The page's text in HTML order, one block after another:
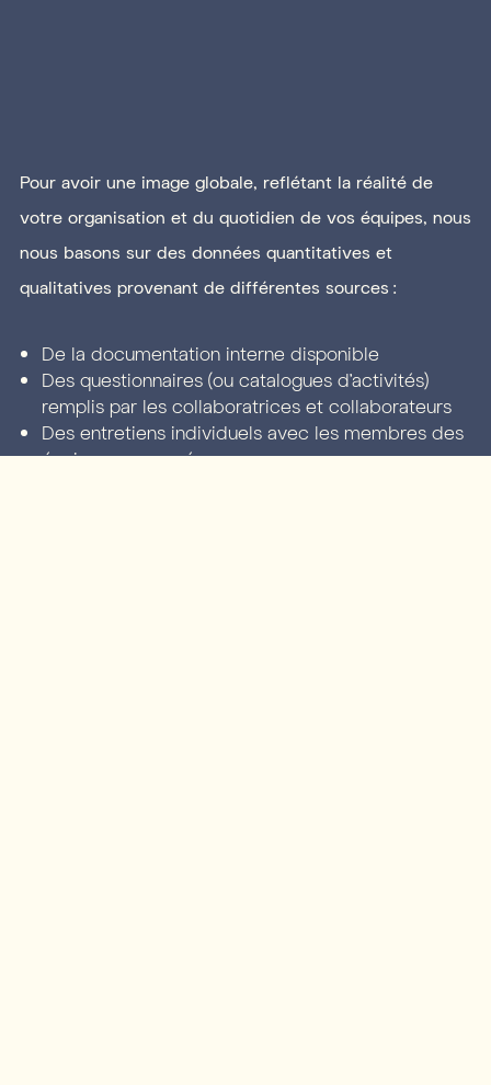
Pour avoir une image globale, reflétant la réalité de
votre organisation et du quotidien de vos équipes, nous
nous basons sur des données quantitatives et
qualitatives provenant de différentes sources :
De la documentation interne disponible
Des questionnaires (ou catalogues d’activités)
remplis par les collaboratrices et collaborateurs
Des entretiens individuels avec les membres des
équipes concernées